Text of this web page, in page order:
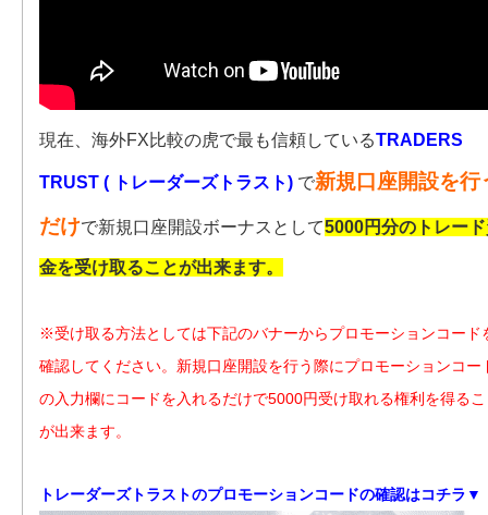
現在、海外FX比較の虎で最も信頼しているTRADERS
TRUST ( トレーダーズトラスト) で新規口座開設を行
だけで新規口座開設ボーナスとして5000円分のトレー
金を受け取ることが出来ます。
※受け取る方法としては下記のバナーからプロモーションコード
確認してください。新規口座開設を行う際にプロモーションコー
の入力欄にコードを入れるだけで5000円受け取れる権利を得る
が出来ます。
トレーダーズトラストのプロモーションコードの確認はコチラ▼